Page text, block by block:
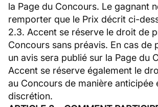
la Page du Concours. Le gagnant
remporter que le Prix décrit ci-
2.3. Accent se réserve le droit de
Concours sans préavis. En cas de
un avis sera publié sur la Page du
Accent se réserve également le
au Concours de manière anticipée
discrétion.